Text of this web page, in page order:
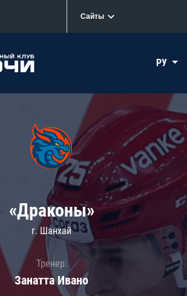
Сайты
РУ
«Драконы»
г. Шанхай
Тренер:
Занатта Иванo